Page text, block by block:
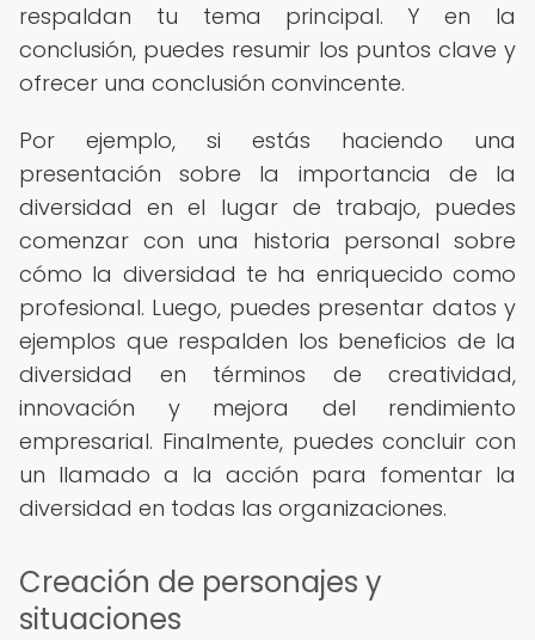
respaldan tu tema principal. Y en la
conclusión, puedes resumir los puntos clave y
ofrecer una conclusión convincente.
Por ejemplo, si estás haciendo una
presentación sobre la importancia de la
diversidad en el lugar de trabajo, puedes
comenzar con una historia personal sobre
cómo la diversidad te ha enriquecido como
profesional. Luego, puedes presentar datos y
ejemplos que respalden los beneficios de la
diversidad en términos de creatividad,
innovación y mejora del rendimiento
empresarial. Finalmente, puedes concluir con
un llamado a la acción para fomentar la
diversidad en todas las organizaciones.
Creación de personajes y
situaciones